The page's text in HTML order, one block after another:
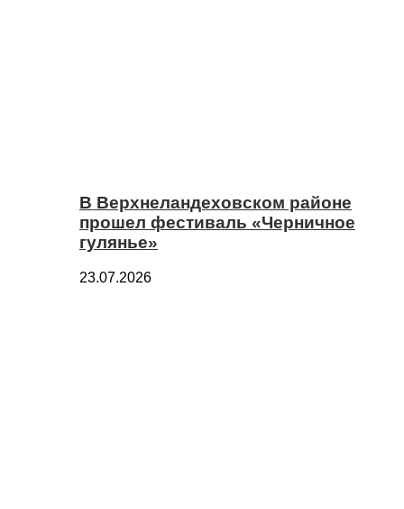
В Верхнеландеховском районе
прошел фестиваль «Черничное
гулянье»
23.07.2026